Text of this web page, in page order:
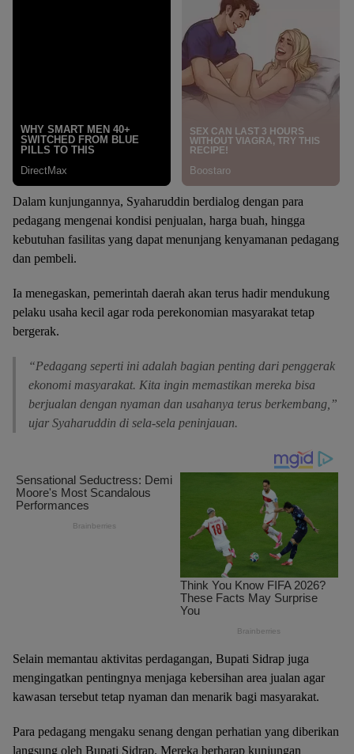
Dalam kunjungannya, Syaharuddin berdialog dengan para
pedagang mengenai kondisi penjualan, harga buah, hingga
kebutuhan fasilitas yang dapat menunjang kenyamanan pedagang
dan pembeli.
Ia menegaskan, pemerintah daerah akan terus hadir mendukung
pelaku usaha kecil agar roda perekonomian masyarakat tetap
bergerak.
“Pedagang seperti ini adalah bagian penting dari penggerak
ekonomi masyarakat. Kita ingin memastikan mereka bisa
berjualan dengan nyaman dan usahanya terus berkembang,”
ujar Syaharuddin di sela-sela peninjauan.
Selain memantau aktivitas perdagangan, Bupati Sidrap juga
mengingatkan pentingnya menjaga kebersihan area jualan agar
kawasan tersebut tetap nyaman dan menarik bagi masyarakat.
Para pedagang mengaku senang dengan perhatian yang diberikan
langsung oleh Bupati Sidrap. Mereka berharap kunjungan